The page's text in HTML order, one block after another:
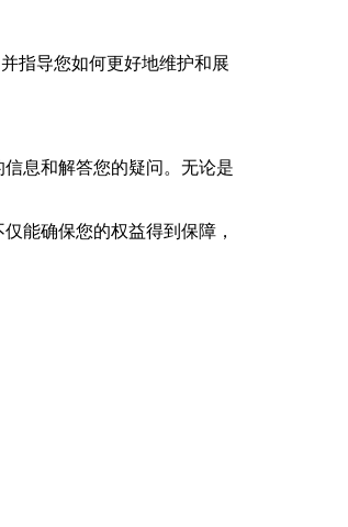
指导您如何更好地维护和展
息和解答您的疑问。无论是
能确保您的权益得到保障，